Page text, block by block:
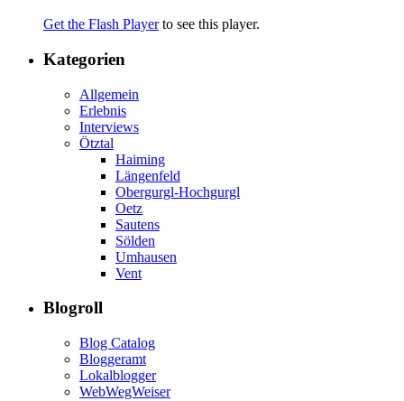
Get the Flash Playerto see this player.
Kategorien
Allgemein
Erlebnis
Interviews
Ötztal
Haiming
Längenfeld
Obergurgl-Hochgurgl
Oetz
Sautens
Sölden
Umhausen
Vent
Blogroll
Blog Catalog
Bloggeramt
Lokalblogger
WebWegWeiser